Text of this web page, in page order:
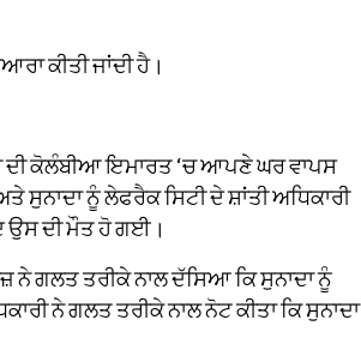
ਕੀਤੀ ਜਾਂਦੀ ਹੈ।
ਦੀ ਕੋਲੰਬੀਆ ਇਮਾਰਤ ‘ਚ ਆਪਣੇ ਘਰ ਵਾਪਸ
ਨੂੰ ਲੇਫਰੈਕ ਸਿਟੀ ਦੇ ਸ਼ਾਂਤੀ ਅਧਿਕਾਰੀ
ਉਸ ਦੀ ਮੌਤ ਹੋ ਗਈ।
ਗਲਤ ਤਰੀਕੇ ਨਾਲ ਦੱਸਿਆ ਕਿ ਸੁਨਾਦਾ ਨੂੰ
ਨੇ ਗਲਤ ਤਰੀਕੇ ਨਾਲ ਨੋਟ ਕੀਤਾ ਕਿ ਸੁਨਾਦਾ